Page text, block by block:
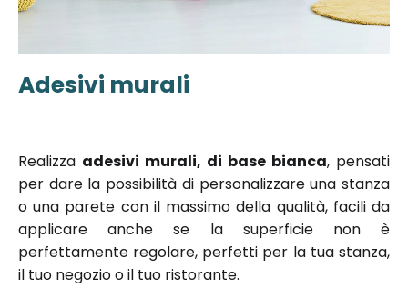
Adesivi murali
Vai
immagini
Realizza adesivi murali, di base bianca, pensati
per dare la possibilità di personalizzare una stanza
o una parete con il massimo della qualità, facili da
applicare anche se la superficie non è
perfettamente regolare, perfetti per la tua stanza,
il tuo negozio o il tuo ristorante.